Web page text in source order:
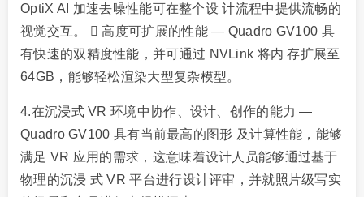
OptiX AI 加速去噪性能可在整个设 计流程中提供流畅的
视觉交互。  高度可扩展的性能 — Quadro GV100 具
有快速的双精度性能，并可通过 NVLink 将内 存扩展至
64GB，能够轻松渲染大型复杂模型。
4.在沉浸式 VR 环境中协作、设计、创作的能力 —
Quadro GV100 具有当前最高的图形 及计算性能，能够
满足 VR 应用的需求，这意味着设计人员能够通过基于
物理的沉浸 式 VR 平台进行设计评审，并就照片级写实